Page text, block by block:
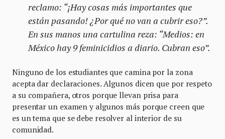
reclamo: “¡Hay cosas más importantes que
están pasando! ¿Por qué no van a cubrir eso?”.
En sus manos una cartulina reza: “Medios: en
México hay 9 feminicidios a diario. Cubran eso”.
Ninguno de los estudiantes que camina por la zona
acepta dar declaraciones. Algunos dicen que por respeto
a su compañera, otros porque llevan prisa para
presentar un examen y algunos más porque creen que
es un tema que se debe resolver al interior de su
comunidad.